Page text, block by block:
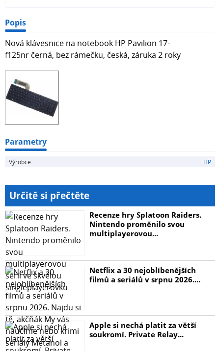
Popis
Nová klávesnice na notebook HP Pavilion 17-
f125nr černá, bez rámečku, česká, záruka 2 roky
Parametry
Výrobce HP
Určitě si přečtěte
Recenze hry Splatoon Raiders.
Nintendo proměnilo svou
multiplayerovou...
Netflix a 30 nejoblíbenějších
filmů a seriálů v srpnu 2026....
Apple si nechá platit za větší
soukromí. Private Relay...